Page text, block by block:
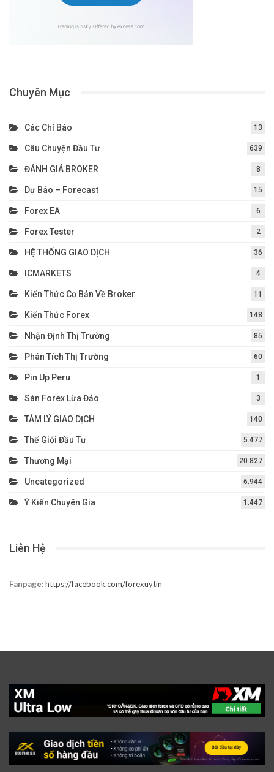
Chuyên Mục
Các Chỉ Báo 13
Câu Chuyện Đầu Tư 639
ĐÁNH GIÁ BROKER 8
Dự Báo – Forecast 15
Forex EA 6
Forex Tester 2
HỆ THỐNG GIAO DỊCH 36
ICMARKETS 4
Kiến Thức Cơ Bản Về Broker 11
Kiến Thức Forex 148
Nhận Định Thị Trường 85
Phân Tích Thị Trường 60
Pin Up Peru 1
Sàn Forex Lừa Đảo 3
TÂM LÝ GIAO DỊCH 140
Thế Giới Đầu Tư 5.477
Thương Mại 20.827
Uncategorized 6.944
Ý Kiến Chuyên Gia 1.447
Liên Hệ
Fanpage:https://facebook.com/forexuytin